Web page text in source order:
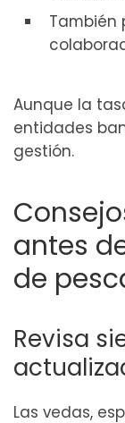
También
Aunque la
entidades
gestión.
antes
de
Revisa
Las vedas,